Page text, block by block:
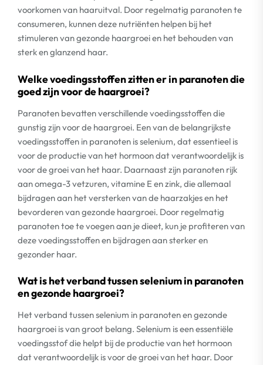
voorkomen van haaruitval. Door regelmatig paranoten te
consumeren, kunnen deze nutriënten helpen bij het
stimuleren van gezonde haargroei en het behouden van
sterk en glanzend haar.
Welke voedingsstoffen zitten er in paranoten die
goed zijn voor de haargroei?
Paranoten bevatten verschillende voedingsstoffen die
gunstig zijn voor de haargroei. Een van de belangrijkste
voedingsstoffen in paranoten is selenium, dat essentieel is
voor de productie van het hormoon dat verantwoordelijk is
voor de groei van het haar. Daarnaast zijn paranoten rijk
aan omega-3 vetzuren, vitamine E en zink, die allemaal
bijdragen aan het versterken van de haarzakjes en het
bevorderen van gezonde haargroei. Door regelmatig
paranoten toe te voegen aan je dieet, kun je profiteren van
deze voedingsstoffen en bijdragen aan sterker en
gezonder haar.
Wat is het verband tussen selenium in paranoten
en gezonde haargroei?
Het verband tussen selenium in paranoten en gezonde
haargroei is van groot belang. Selenium is een essentiële
voedingsstof die helpt bij de productie van het hormoon
dat verantwoordelijk is voor de groei van het haar. Door